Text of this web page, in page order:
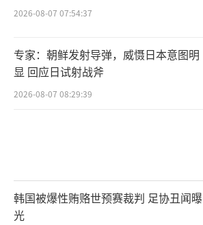
2026-08-07 07:54:37
专家：朝鲜发射导弹，威慑日本意图明
显 回应日试射战斧
2026-08-07 08:29:39
韩国被爆性贿赂世预赛裁判 足协丑闻曝
光